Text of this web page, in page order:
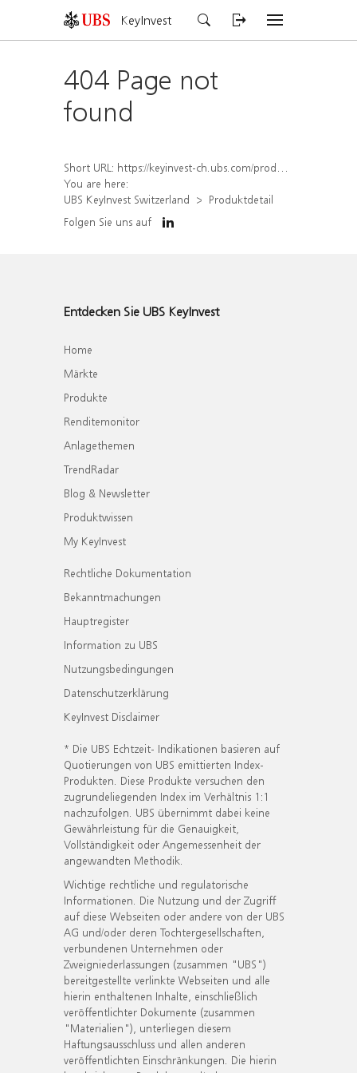
KeyInvest
404 Page not
found
Short URL: https://keyinvest-ch.ubs.com/produkt/detail/index/isin/CH1575333765
You are here:
UBS KeyInvest Switzerland
Produktdetail
Folgen Sie uns auf
Entdecken Sie UBS KeyInvest
Home
Märkte
Produkte
Renditemonitor
Anlagethemen
TrendRadar
Blog & Newsletter
Produktwissen
My KeyInvest
Rechtliche Dokumentation
Bekanntmachungen
Hauptregister
Information zu UBS
Nutzungsbedingungen
Datenschutzerklärung
KeyInvest Disclaimer
* Die UBS Echtzeit- Indikationen basieren auf
Quotierungen von UBS emittierten Index-
Produkten. Diese Produkte versuchen den
zugrundeliegenden Index im Verhältnis 1:1
nachzufolgen. UBS übernimmt dabei keine
Gewährleistung für die Genauigkeit,
Vollständigkeit oder Angemessenheit der
angewandten Methodik.
Wichtige rechtliche und regulatorische
Informationen. Die Nutzung und der Zugriff
auf diese Webseiten oder andere von der UBS
AG und/oder deren Tochtergesellschaften,
verbundenen Unternehmen oder
Zweigniederlassungen (zusammen "UBS")
bereitgestellte verlinkte Webseiten und alle
hierin enthaltenen Inhalte, einschließlich
veröffentlichter Dokumente (zusammen
"Materialien"), unterliegen diesem
Haftungsausschluss und allen anderen
veröffentlichten Einschränkungen. Die hierin